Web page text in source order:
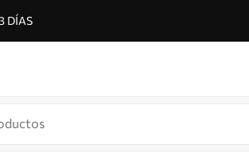
DÍAS